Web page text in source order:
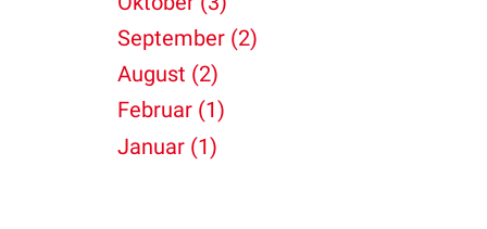
September (2)
August (2)
Februar (1)
Januar (1)